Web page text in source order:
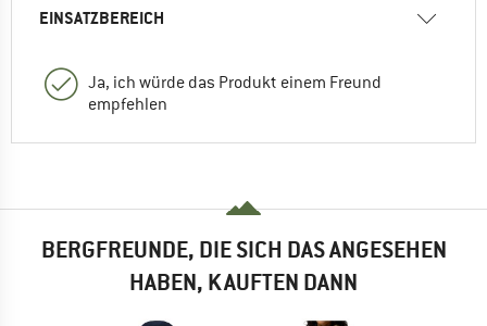
EINSATZBEREICH
Ja, ich würde das Produkt einem Freund
empfehlen
BERGFREUNDE, DIE SICH DAS ANGESEHEN
HABEN, KAUFTEN DANN